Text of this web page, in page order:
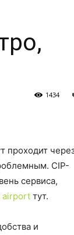
1434
проходит
CIP-
сервиса,
airport тут.
и